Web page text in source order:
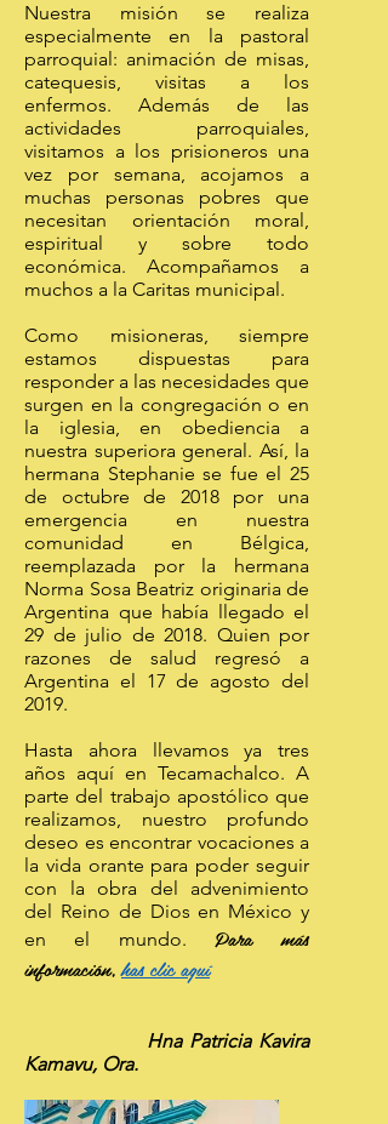
Nuestra misión se realiza
especialmente en la pastoral
parroquial: animación de misas,
catequesis, visitas a los
enfermos. Además de las
actividades parroquiales,
visitamos a los prisioneros una
vez por semana, acojamos a
muchas personas pobres que
necesitan orientación moral,
espiritual y sobre todo
económica. Acompañamos a
muchos a la Caritas municipal.
Como misioneras, siempre
estamos dispuestas para
responder a las necesidades que
surgen en la congregación o en
la iglesia, en obediencia a
nuestra superiora general. Así, la
hermana Stephanie se fue el 25
de octubre de 2018 por una
emergencia en nuestra
comunidad en Bélgica,
reemplazada por la hermana
Norma Sosa Beatriz originaria de
Argentina que había llegado el
29 de julio de 2018. Quien por
razones de salud regresó a
Argentina el 17 de agosto del
2019.
Hasta ahora llevamos ya tres
años aquí en Tecamachalco. A
parte del trabajo apostólico que
realizamos, nuestro profundo
deseo es encontrar vocaciones a
la vida orante para poder seguir
con la obra del advenimiento
del Reino de Dios en México y
en el mundo. Para más
información,has clic aquí
Hna Patricia Kavira
Kamavu, Ora.